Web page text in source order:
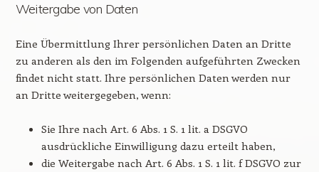
Weitergabe von Daten
Eine Übermittlung Ihrer persönlichen Daten an Dritte
zu anderen als den im Folgenden aufgeführten Zwecken
findet nicht statt. Ihre persönlichen Daten werden nur
an Dritte weitergegeben, wenn:
Sie Ihre nach Art. 6 Abs. 1 S. 1 lit. a DSGVO
ausdrückliche Einwilligung dazu erteilt haben,
die Weitergabe nach Art. 6 Abs. 1 S. 1 lit. f DSGVO zur